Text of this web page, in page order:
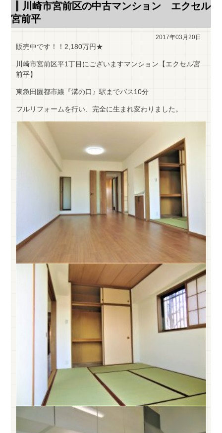
川崎市宮前区の中古マンション エクセル
宮前平
2017年03月20日
販売中です！！2,180万円★
川崎市宮前区平1丁目にございますマンション【エクセル宮
前平】
東急田園都市線『溝の口』駅までバス10分
フルリフォームを行い、完全に生まれ変わりました。